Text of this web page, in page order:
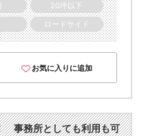
20坪以下
ロードサイド
お気に入りに追加
事務所としても利用も可